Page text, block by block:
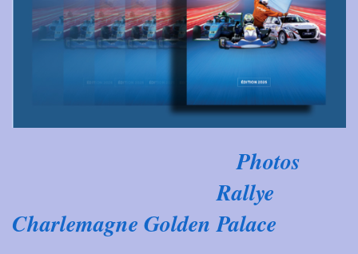
Photos
Rallye
Charlemagne Golden Palace